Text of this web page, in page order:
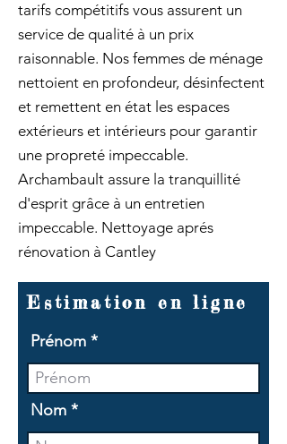
tarifs compétitifs vous assurent un
service de qualité à un prix
raisonnable. Nos femmes de ménage
nettoient en profondeur, désinfectent
et remettent en état les espaces
extérieurs et intérieurs pour garantir
une propreté impeccable.
Archambault assure la tranquillité
d'esprit grâce à un entretien
impeccable. Nettoyage aprés
rénovation à Cantley
Estimation en ligne
Prénom
Nom